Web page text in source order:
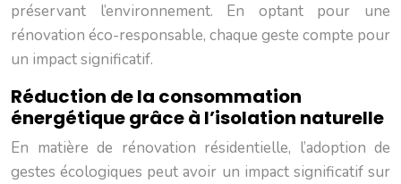
préservant l’environnement. En optant pour une
rénovation éco-responsable, chaque geste compte pour
un impact significatif.
Réduction de la consommation
énergétique grâce à l’isolation naturelle
En matière de rénovation résidentielle, l’adoption de
gestes écologiques peut avoir un impact significatif sur